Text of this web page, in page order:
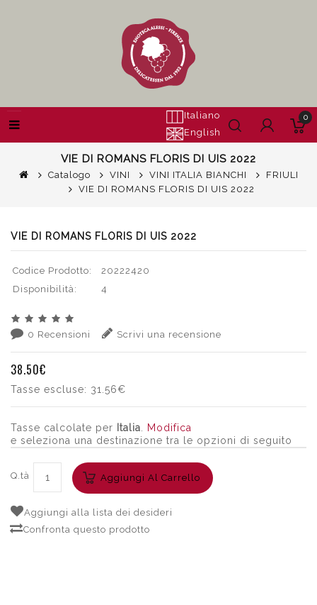
Italiano
English
0
VIE DI ROMANS FLORIS DI UIS 2022
Catalogo VINI VINI ITALIA BIANCHI
FRIULI
VIE DI ROMANS FLORIS DI UIS 2022
VIE DI ROMANS FLORIS DI UIS 2022
Codice Prodotto:
20222420
Disponibilità:
4
0 Recensioni Scrivi una recensione
38.50€
Tasse escluse: 31.56€
Tasse calcolate per Italia
Modifica
e seleziona una destinazione tra le opzioni di seguito
Q.tà Aggiungi Al Carrello
Aggiungi alla lista dei desideri
Confronta questo prodotto